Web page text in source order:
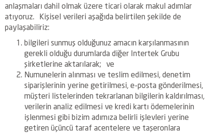
anlaşmaları dahil olmak üzere ticari olarak makul adımlar
atıyoruz. Kişisel verileri aşağıda belirtilen şekilde de
paylaşabiliriz:
bilgileri sunmuş olduğunuz amacın karşılanmasının
gerekli olduğu durumlarda diğer Intertek Grubu
şirketlerine aktarılarak; ve
Numunelerin alınması ve teslim edilmesi, denetim
siparişlerinin yerine getirilmesi, e-posta gönderilmesi,
müşteri listelerinden tekrarlanan bilgilerin kaldırılması,
verilerin analiz edilmesi ve kredi kartı ödemelerinin
işlenmesi gibi bizim adımıza belirli işlevleri yerine
getiren üçüncü taraf acentelere ve taşeronlara